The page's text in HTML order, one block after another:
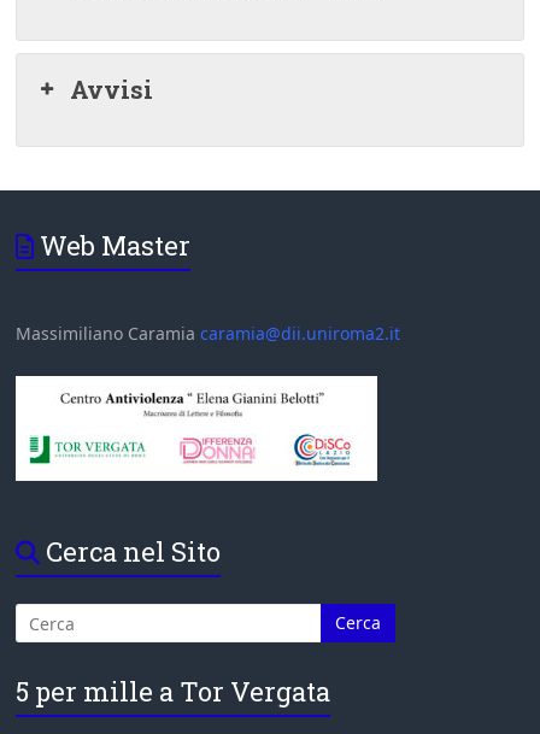
Avvisi
Web Master
Massimiliano Caramiacaramia@dii.uniroma2.it
Cerca nel Sito
5 per mille a Tor Vergata